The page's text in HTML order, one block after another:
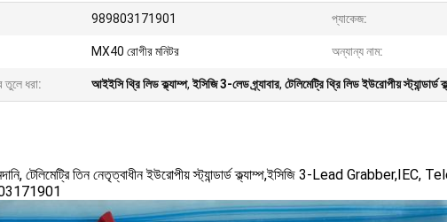
989803171901 প্যাকেজ:
MX40 রোগীর মনিটর অন্যান্য নাম:
তুলে ধরা: আইইসি থ্রি লিড ক্ল্যাম্প,ইসিজি 3-লেড গ্র্যাবার, টেলিমেট্রি থ্রি লিড ইউরোপীয় স্ট্যান্ডার্ড
টেলিমেট্রি তিন নেতৃত্বাধীন ইউরোপীয় স্ট্যান্ডার্ড ক্ল্যাম্প,ইসিজি 3-Lead